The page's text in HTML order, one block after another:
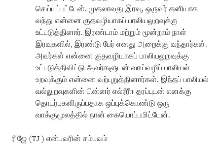
செய்யப்பட்டேன். முதலாவது இரவு, ஒருவர் தனியாக
வந்து என்னை குதவழியாகப் பாலியலுறவுக்கு
உட்படுத்தினார். இரண்டாம் மற்றும் மூன்றாம் நாள்
இரவுகளில், இரண்டு பேர் எனது அறைக்கு வந்தார்கள்.
அவர்கள் என்னை குதவழியாகப் பாலியலுறவுக்கு
உட்படுத்திவிட்டு அவர்களுடன் வாய்வழிப் பாலியல்
உறவுக்கும் என்னை வற்புறுத்தினார்கள். இந்தப் பாலியல்
வல்லுறவுகளின் பின்னர் எல்ரீரீஈ தரப்புடன் எனக்கு
தொடர்புகளிருப்பதாக ஒப்புக்கொண்டு ஒரு
வாக்குமூலத்தில் நான் கையொப்பமிட்டேன்.
ரீ ஜே (TJ ) என்பவரின் சம்பவம்